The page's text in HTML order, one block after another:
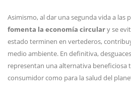
Asimismo, al dar una segunda vida a las
fomenta la economía circulary se
estado terminen en vertederos,
medio ambiente. En definitiva,
representan una alternativa beneficiosa
consumidor como para la salud del